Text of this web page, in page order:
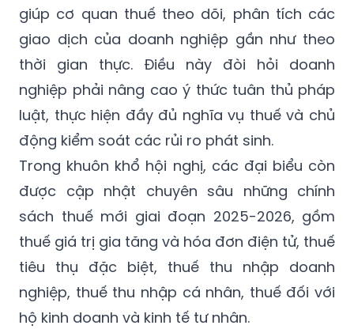
giúp cơ quan thuế theo dõi, phân tích các
giao dịch của doanh nghiệp gần như theo
thời gian thực. Điều này đòi hỏi doanh
nghiệp phải nâng cao ý thức tuân thủ pháp
luật, thực hiện đầy đủ nghĩa vụ thuế và chủ
động kiểm soát các rủi ro phát sinh.
Trong khuôn khổ hội nghị, các đại biểu còn
được cập nhật chuyên sâu những chính
sách thuế mới giai đoạn 2025-2026, gồm
thuế giá trị gia tăng và hóa đơn điện tử, thuế
tiêu thụ đặc biệt, thuế thu nhập doanh
nghiệp, thuế thu nhập cá nhân, thuế đối với
hộ kinh doanh và kinh tế tư nhân.